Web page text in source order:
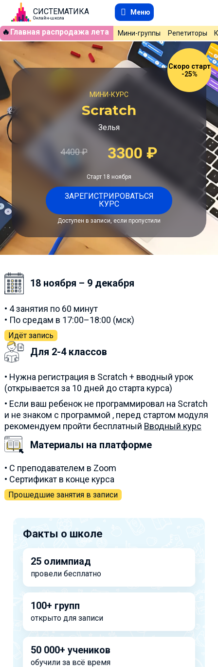
СИСТЕМАТИКА
Онлайн-школа
Меню
🔥 Главная распродажа лета Мини-группы Репетиторы
Скоро старт
-25%
МИНИ-КУРС
Scratch
​​Зелья
4400₽ 3300 ₽
Старт 18 ноября
ЗАРЕГИСТРИРОВАТЬСЯ
КУРС
Доступен в записи, если пропустили
18 ноября – 9 декабря
• 4 занятия по 60 минут
• По средам в 17:00–18:00 (мск)
Идёт запись
Для 2-4 классов
• Нужна регистрация в Scratch + вводный урок
(открывается за 10 дней до старта курса)
• Если ваш ребенок не программировал на Scratch
и не знаком с программой , перед стартом модуля
рекомендуем пройти бесплатный Вводный курс
Материалы на платформе
• С преподавателем в Zoom
• Сертификат в конце курса
Прошедшие занятия в записи
Факты о школе
25 олимпиад
провели бесплатно
100+ групп
открыто для записи
50 000+ учеников
обучили за всё время